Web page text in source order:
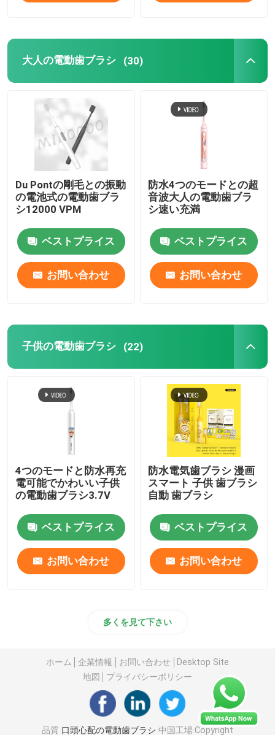
大人の電動歯ブラシ (30)
Du Pontの剛毛との振動
の電池式の電動歯ブラ
シ12000 VPM
ベストプライス
お問い合わせ
防水4つのモードとの超
音波大人の電動歯ブラ
シ速い充満
ベストプライス
お問い合わせ
子供の電動歯ブラシ (22)
4つのモードと防水再充
電可能でかわいい子供
の電動歯ブラシ3.7V
ベストプライス
お問い合わせ
防水電気歯ブラシ 漫画
スマート 子供 歯ブラシ
自動 歯ブラシ
ベストプライス
お問い合わせ
多くを見て下さい
ホーム 企業情報 お問い合わせ
Desktop Site
地図
プライバシーポリシー
品質 口頭心配の電動歯ブラシ 中国工場.Copyright